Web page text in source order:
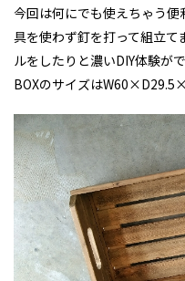
その他
幼稚園
今回は何にでも使えちゃう
具を使わず釘を打って組立て
ルをしたりと濃いDIY体験が
BOXのサイズは